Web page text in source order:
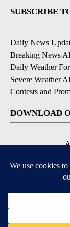
SUBSCRIBE
Daily News
Breaking News
Daily Weather
Severe Weather
Contests and
DOWNLOAD
©